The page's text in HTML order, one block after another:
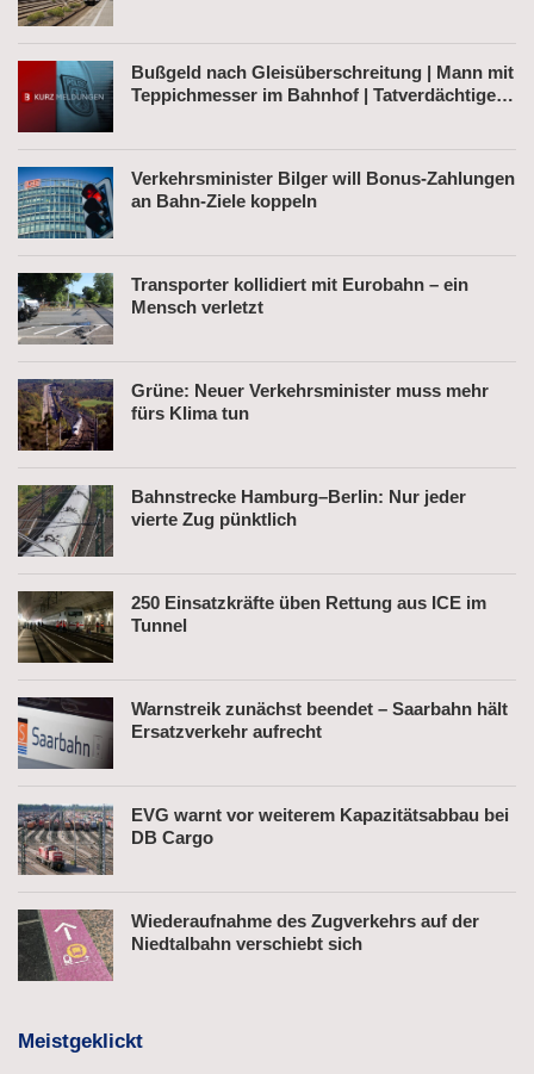
Bußgeld nach Gleisüberschreitung | Mann mit
Teppichmesser im Bahnhof | Tatverdächtiger
Verkehrsminister Bilger will Bonus-Zahlungen
an Bahn-Ziele koppeln
Transporter kollidiert mit Eurobahn – ein
Mensch verletzt
Grüne: Neuer Verkehrsminister muss mehr
fürs Klima tun
Bahnstrecke Hamburg–Berlin: Nur jeder
vierte Zug pünktlich
250 Einsatzkräfte üben Rettung aus ICE im
Tunnel
Warnstreik zunächst beendet – Saarbahn hält
Ersatzverkehr aufrecht
EVG warnt vor weiterem Kapazitätsabbau bei
DB Cargo
Wiederaufnahme des Zugverkehrs auf der
Niedtalbahn verschiebt sich
Meistgeklickt